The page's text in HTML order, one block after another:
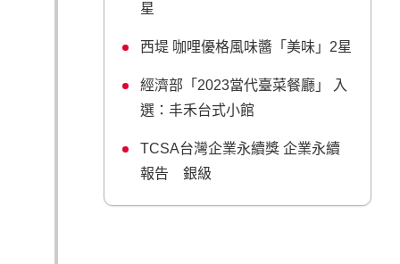
星
西堤 咖哩優格風味醬「美味」2星
經濟部「2023當代臺菜餐廳」 入
選：丰禾台式小館
TCSA台灣企業永續獎 企業永續
報告 銀級